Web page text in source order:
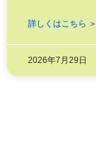
詳しくはこちら ＞
2026年7月29日